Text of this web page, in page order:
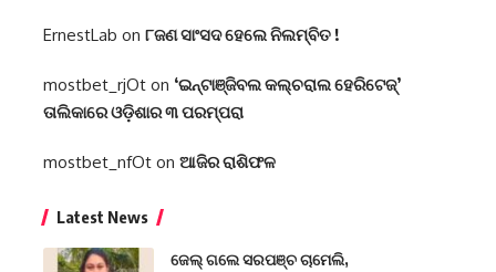
ErnestLab on ୮ଜଣ ସାଂସଦ ହେଲେ ନିଲମ୍ବିତ !
mostbet_rjOt on ‘ଇନ୍‌ଟାଞ୍ଜିବଲ କଲ୍‌ଚରାଲ ହେରିଟେଜ୍‌’
ତାଲିକାରେ ଓଡ଼ିଶାର ୩ ପରମ୍ପରା
mostbet_nfOt on ଆଜିର ରାଶିଫଳ
Latest News
ଜେଲ୍ ଗଲେ ସରପଞ୍ଚ ଚାମେଲି,